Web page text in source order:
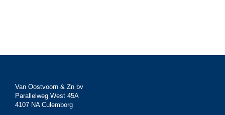
Van Oostvoorn & Zn bv
Parallelweg West 45A
4107 NA Culemborg